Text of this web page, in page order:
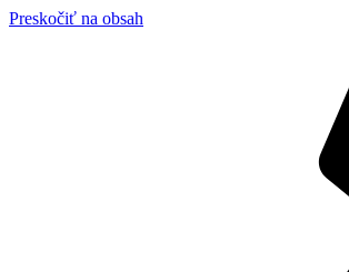
Preskočiť na obsah